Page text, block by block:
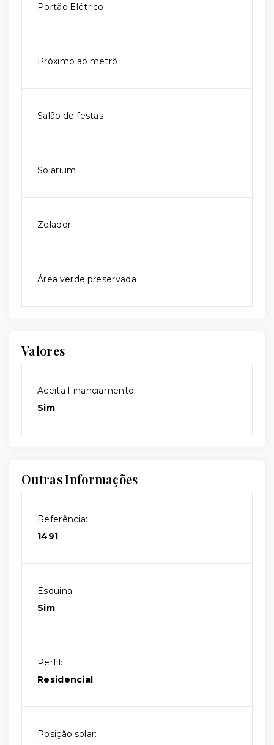
Portão Elétrico
Próximo ao metrô
Salão de festas
Solarium
Zelador
Área verde preservada
Valores
Aceita Financiamento:
Sim
Outras Informações
Referência:
1491
Esquina:
Sim
Perfil:
Residencial
Posição solar: